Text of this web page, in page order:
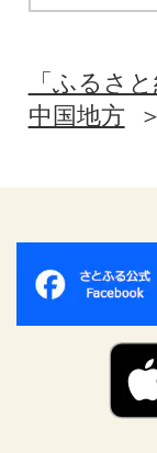
「ふるさ
中国地方